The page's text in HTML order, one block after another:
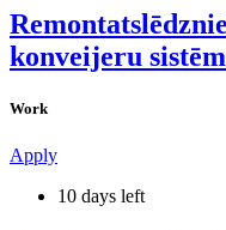
konveijeru
Work
Apply
10 days left